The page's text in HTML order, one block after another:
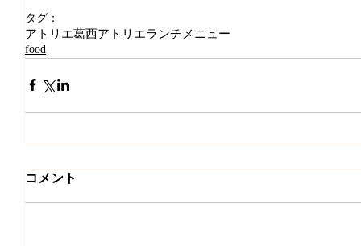
タグ：
アトリエ葛西アトリエランチメニュー
food
コメント